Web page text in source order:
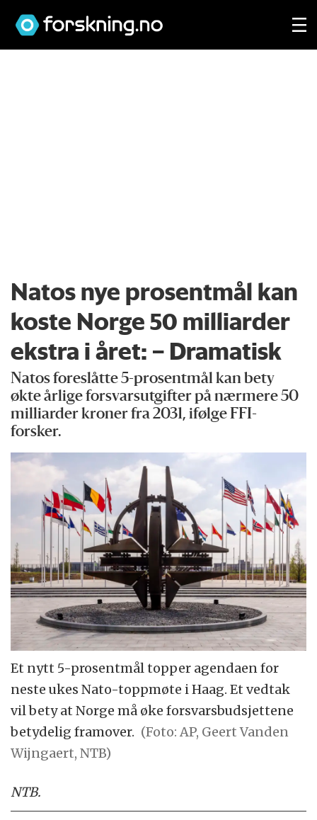
Natos nye prosentmål kan
koste Norge 50 milliarder
ekstra i året: – Dramatisk
Natos foreslåtte 5-prosentmål kan bety
økte årlige forsvarsutgifter på nærmere 50
milliarder kroner fra 2031, ifølge FFI-
forsker.
Et nytt 5-prosentmål topper agendaen for
neste ukes Nato-toppmøte i Haag. Et vedtak
vil bety at Norge må øke forsvarsbudsjettene
betydelig framover. (Foto: AP, Geert Vanden
Wijngaert, NTB)
NTB.